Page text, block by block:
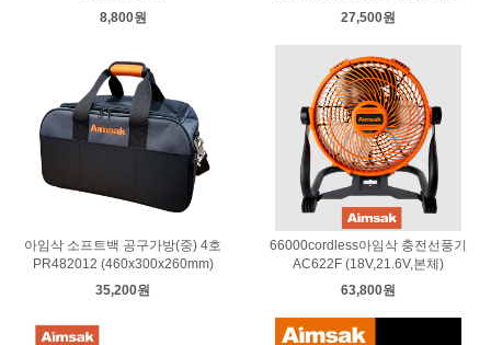
8,800원
27,500원
아임삭 소프트백 공구가방(중) 4호
PR482012 (460x300x260mm)
35,200원
66000cordless아임삭 충전선풍기
AC622F (18V,21.6V,본체)
63,800원